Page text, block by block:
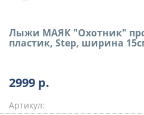
Лыжи МАЯК "Охотник"
пластик, Step, ширина
2999 р.
Артикул: